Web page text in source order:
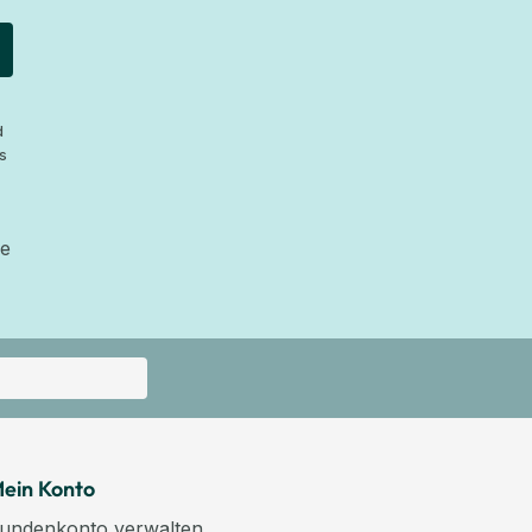
Konto